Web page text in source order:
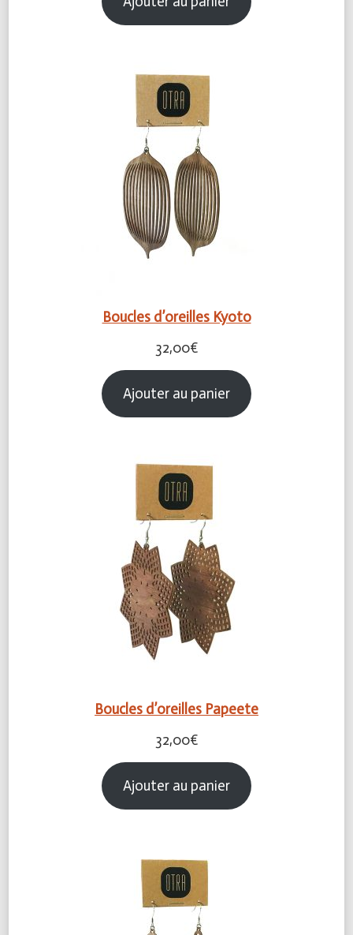
Boucles d’oreilles Kyoto
32,00€
Ajouter au panier
Boucles d’oreilles Papeete
32,00€
Ajouter au panier